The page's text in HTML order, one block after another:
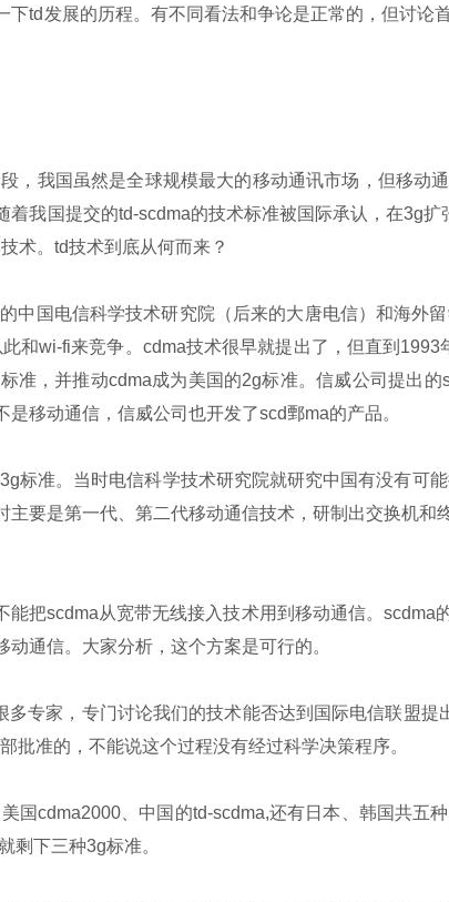
td发展的历程。有不同看法和争论是正常的，但讨论
，我国虽然是全球规模最大的移动通讯市场，但移动
着我国提交的td-scdma的技术标准被国际承认，在3g
术。td技术到底从何而来？
国电信科学技术研究院（后来的大唐电信）和海外
和wi-fi来竞争。cdma技术很早就提出了，但直到
准，并推动cdma成为美国的2g标准。信威公司提出
移动通信，信威公司也开发了scd鄄ma的产品。
准。当时电信科学技术研究院就研究中国有没有可能
要是第一代、第二代移动通信技术，研制出交换机
把scdma从宽带无线接入技术用到移动通信。scdma
通信。大家分析，这个方案是可行的。
专家，专门讨论我们的技术能否达到国际电信联盟提
批准的，不能说这个过程没有经过科学决策程序。
cdma2000、中国的td-scdma,还有日本、韩国共五
剩下三种3g标准。